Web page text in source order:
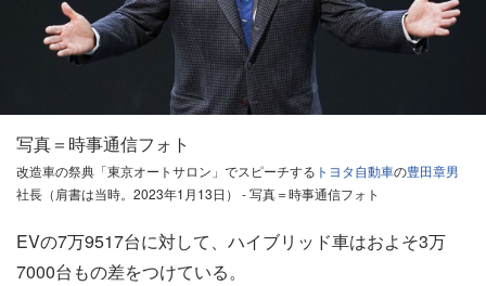
写真＝時事通信フォト
改造車の祭典「東京オートサロン」でスピーチする トヨタ自動車の豊田章男
社長（肩書は当時。2023年1月13日） - 写真＝時事通信フォト
EVの7万9517台に対して、ハイブリッド車はおよそ3万
7000台もの差をつけている。